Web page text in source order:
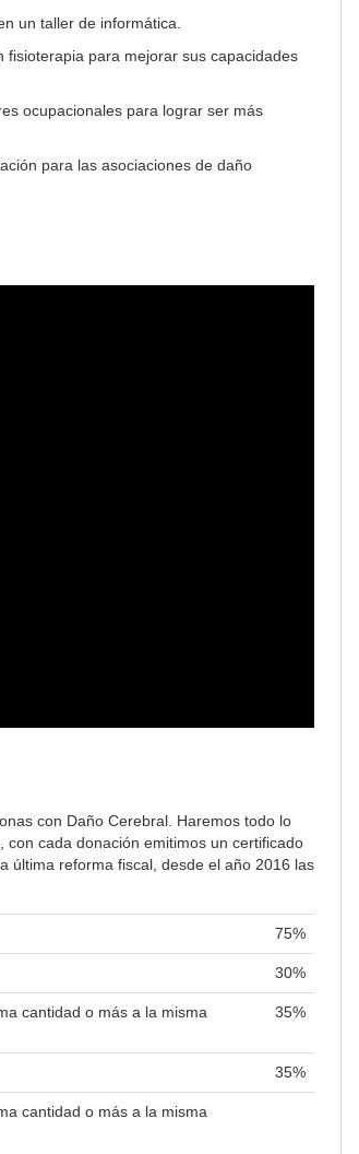
un taller de informática.
para mejorar sus capacidades
ocupacionales para lograr ser más
para las asociaciones de daño
con Daño Cerebral. Haremos todo lo
cada donación emitimos un certificado
última reforma fiscal, desde el año 2016 las
75%
30%
cantidad o más a la misma
35%
35%
cantidad o más a la misma